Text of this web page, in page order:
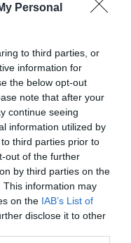
Personal
to third parties, or
information for
the below opt-out
note that after your
continue seeing
information utilized by
third parties prior to
out of the further
by third parties on the
This information may
on the IAB’s List of
disclose it to other
online πυρά από
η κίνησή της
τις διακοπές
Ιταλία και,
της στο
δεν την
γυναίκα που
δρόμο στη ζωή
στο σημείο που